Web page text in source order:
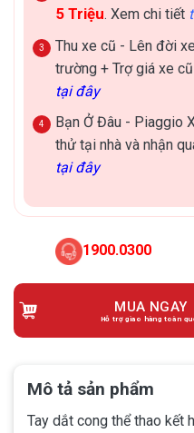
5 Triệu. Xem chi tiết
Thu xe cũ - Lên đời
trường + Trợ giá xe
tại đây
Bạn Ở Đâu - Piaggio
thử tại nhà và nhận
tại đây
1900.0300
MUA NGAY
Hỗ trợ giao hàng toàn
Mô tả sản phẩm
Tay dắt cong thể thao kết